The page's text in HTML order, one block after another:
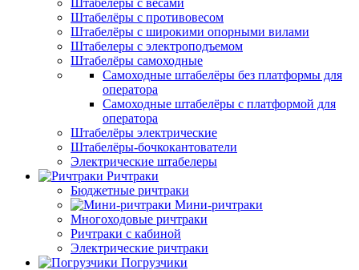
Штабелёры с весами
Штабелёры с противовесом
Штабелёры с широкими опорными вилами
Штабелеры с электроподъемом
Штабелёры самоходные
Самоходные штабелёры без платформы для
оператора
Самоходные штабелёры с платформой для
оператора
Штабелёры электрические
Штабелёры-бочкокантователи
Электрические штабелеры
Ричтраки
Бюджетные ричтраки
Мини-ричтраки
Многоходовые ричтраки
Ричтраки с кабиной
Электрические ричтраки
Погрузчики